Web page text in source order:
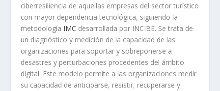
ciberresiliencia de aquellas empresas del sector turístico
con mayor dependencia tecnológica, siguiendo la
metodología IMC desarrollada por INCIBE. Se trata de
un diagnóstico y medición de la capacidad de las
organizaciones para soportar y sobreponerse a
desastres y perturbaciones procedentes del ámbito
digital. Este modelo permite a las organizaciones medir
su capacidad de anticiparse, resistir, recuperarse y